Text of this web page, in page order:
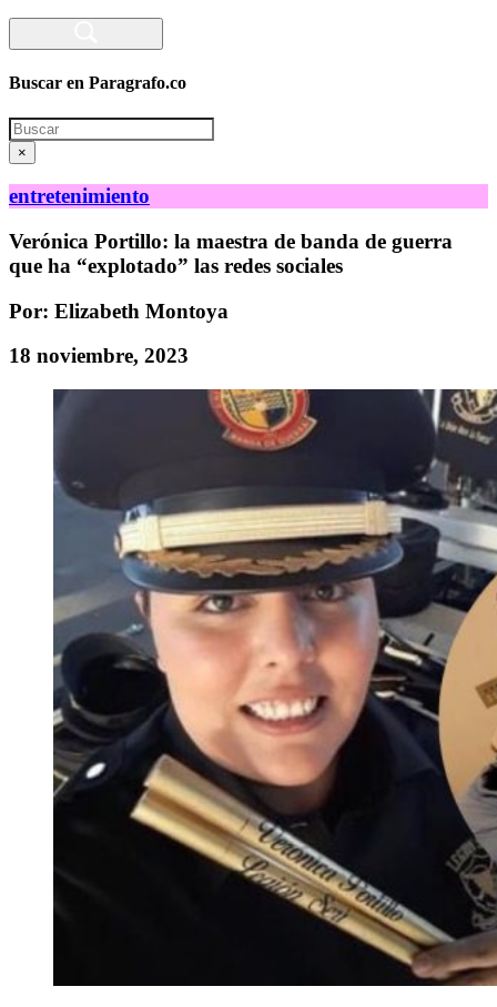
Buscar en Paragrafo.co
Search
×
entretenimiento
Verónica Portillo: la maestra de banda de guerra
que ha “explotado” las redes sociales
Por: Elizabeth Montoya
18 noviembre, 2023